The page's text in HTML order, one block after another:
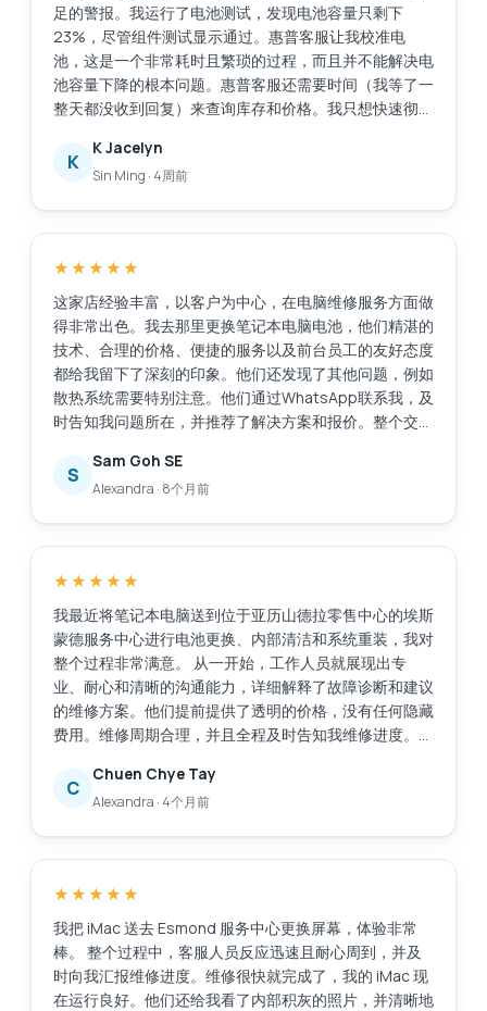
足的警报。我运行了电池测试，发现电池容量只剩下
23%，尽管组件测试显示通过。惠普客服让我校准电
池，这是一个非常耗时且繁琐的过程，而且并不能解决电
池容量下降的根本问题。惠普客服还需要时间（我等了一
整天都没收到回复）来查询库存和价格。我只想快速彻底
到了Esmond服务中心，评价很好。他们响应迅速，而且
提供了有用的建议。他们在2小时内将电池送到了
题时，他们也提供了售后服务。不像有些商家，买完东西
就置之不理。服务很棒，以后如果需要维修笔记本电脑，
我还会选择他们。
K
K Jacelyn
Sin Ming · 4周前
★★★★★
这家店经验丰富，以客户为中心，在电脑维修服务方面做
得非常出色。我去那里更换笔记本电脑电池，他们精湛的
技术、合理的价格、便捷的服务以及前台员工的友好态度
都给我留下了深刻的印象。他们还发现了其他问题，例如
散热系统需要特别注意。他们通过WhatsApp联系我，及
时告知我问题所在，并推荐了解决方案和报价。整个交易
常迅速，原本预计需要30分钟，加上额外的维修任务后
又花了20分钟，这完全可以接受，因为我们可以在商场
Victor虽然话不多，但他仍然能够清晰地向我传达重要的
信息。Esmond，继续保持！
S
Sam Goh SE
Alexandra · 8个月前
★★★★★
我最近将笔记本电脑送到位于亚历山德拉零售中心的埃斯
蒙德服务中心进行电池更换、内部清洁和系统重装，我对
整个过程非常满意。 从一开始，工作人员就展现出专
业、耐心和清晰的沟通能力，详细解释了故障诊断和建议
的维修方案。他们提前提供了透明的价格，没有任何隐藏
费用。维修周期合理，并且全程及时告知我维修进度。
升，系统重装后运行更加流畅，内部清洁也明显改善了性
能和散热。 总而言之，这次服务高效、可靠且专业。我
C
Chuen Chye Tay
Alexandra · 4个月前
★★★★★
我把 iMac 送去 Esmond 服务中心更换屏幕，体验非常
棒。 整个过程中，客服人员反应迅速且耐心周到，并及
时向我汇报维修进度。维修很快就完成了，我的 iMac 现
在运行良好。他们还给我看了内部积灰的照片，并清晰地